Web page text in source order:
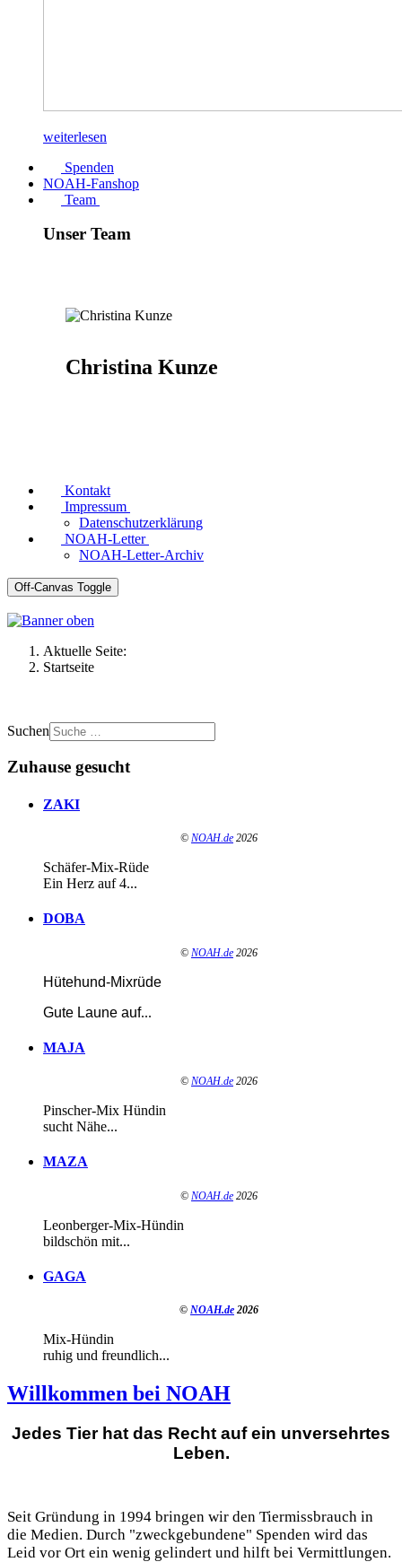
weiterlesen
Spenden
NOAH-Fanshop
Team
Unser Team
Christina Kunze
Kontakt
Impressum
Datenschutzerklärung
NOAH-Letter
NOAH-Letter-Archiv
Off-Canvas Toggle
Aktuelle Seite:
Startseite
Suchen
Zuhause gesucht
ZAKI
© NOAH.de 2026
Schäfer-Mix-Rüde
Ein Herz auf 4...
DOBA
© NOAH.de 2026
Hütehund-Mixrüde
Gute Laune auf...
MAJA
© NOAH.de 2026
Pinscher-Mix Hündin
sucht Nähe...
MAZA
© NOAH.de 2026
Leonberger-Mix-Hündin
bildschön mit...
GAGA
© NOAH.de 2026
Mix-Hündin
ruhig und freundlich...
Willkommen bei NOAH
Jedes Tier hat das Recht auf ein unversehrtes
Leben.
Seit Gründung in 1994 bringen wir den Tiermissbrauch in
die Medien. Durch "zweckgebundene" Spenden wird das
Leid vor Ort ein wenig gelindert und hilft bei Vermittlungen.